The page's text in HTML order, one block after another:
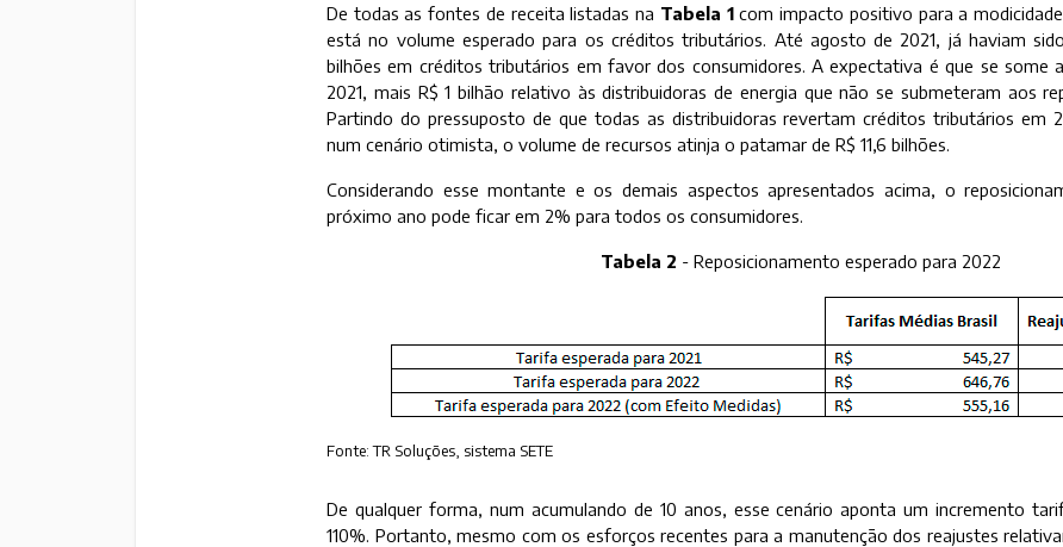
De todas as fontes de receita listadas na Tabela 1com impacto positivo para a
está no volume esperado para os créditos tributários. Até agosto de 2021, já haviam
bilhões em créditos tributários em favor dos consumidores. A expectativa é que se some
2021, mais R$ 1 bilhão relativo às distribuidoras de energia que não se submeteram aos
Partindo do pressuposto de que todas as distribuidoras revertam créditos tributários em
num cenário otimista, o volume de recursos atinja o patamar de R$ 11,6 bilhões.
Considerando esse montante e os demais aspectos apresentados acima, o
próximo ano pode ficar em 2% para todos os consumidores.
Tabela 2 - Reposicionamento esperado para 2022
Fonte: TR Soluções, sistema SETE
De qualquer forma, num acumulando de 10 anos, esse cenário aponta um incremento
110%. Portanto, mesmo com os esforços recentes para a manutenção dos reajustes